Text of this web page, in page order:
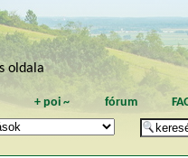
oldala
+ poi~ fórum